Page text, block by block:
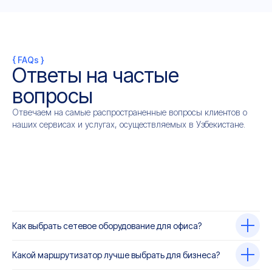
{ FAQs }
Ответы на частые
вопросы
Отвечаем на самые распространенные вопросы клиентов о
наших сервисах и услугах, осуществляемых в Узбекистане.
Как выбрать сетевое оборудование для офиса?
Какой маршрутизатор лучше выбрать для бизнеса?